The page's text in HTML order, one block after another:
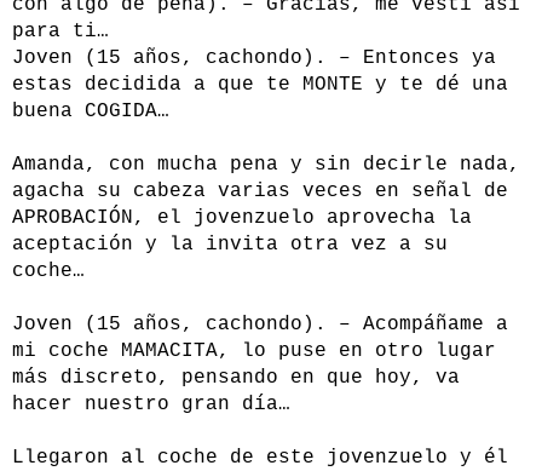
con algo de pena). – Gracias, me vestí así
para ti…
Joven (15 años, cachondo). – Entonces ya
estas decidida a que te MONTE y te dé una
buena COGIDA…
Amanda, con mucha pena y sin decirle nada,
agacha su cabeza varias veces en señal de
APROBACIÓN, el jovenzuelo aprovecha la
aceptación y la invita otra vez a su
coche…
Joven (15 años, cachondo). – Acompáñame a
mi coche MAMACITA, lo puse en otro lugar
más discreto, pensando en que hoy, va
hacer nuestro gran día…
Llegaron al coche de este jovenzuelo y él